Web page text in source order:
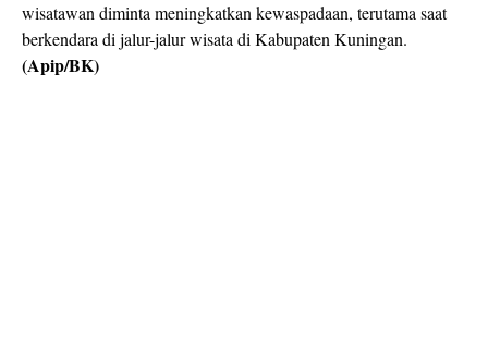
wisatawan diminta meningkatkan kewaspadaan, terutama saat
berkendara di jalur-jalur wisata di Kabupaten Kuningan.
(Apip/BK)